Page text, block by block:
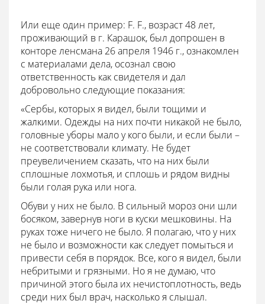
Или еще один пример: F. F., возраст 48 лет,
проживающий в г. Карашок, был допрошен в
конторе ленсмана 26 апреля 1946 г., ознакомлен
с материалами дела, осознал свою
ответственность как свидетеля и дал
добровольно следующие показания:
«Сербы, которых я видел, были тощими и
жалкими. Одежды на них почти никакой не было,
головные уборы мало у кого были, и если были –
не соответствовали климату. Не будет
преувеличением сказать, что на них были
сплошные лохмотья, и сплошь и рядом видны
были голая рука или нога.
Обуви у них не было. В сильный мороз они шли
босяком, завернув ноги в куски мешковины. На
руках тоже ничего не было. Я полагаю, что у них
не было и возможности как следует помыться и
привести себя в порядок. Все, кого я видел, были
небритыми и грязными. Но я не думаю, что
причиной этого была их нечистоплотность, ведь
среди них был врач, насколько я слышал.